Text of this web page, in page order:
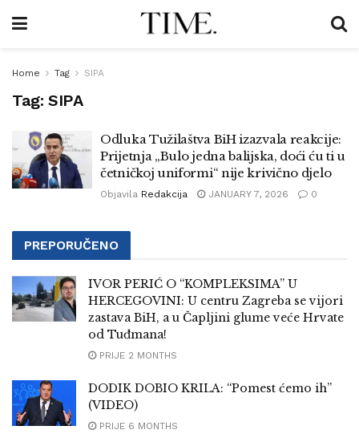
Home Tag SIPA
Tag: SIPA
Odluka Tužilaštva BiH izazvala reakcije:
Prijetnja „Bulo jedna balijska, doći ću ti u
četničkoj uniformi“ nije krivično djelo
Objavila Redakcija JANUARY 7, 2026 0
PREPORUČENO
IVOR PERIĆ O “KOMPLEKSIMA” U
HERCEGOVINI: U centru Zagreba se vijori
zastava BiH, a u Čapljini glume veće Hrvate
od Tuđmana!
PRIJE 2 MONTHS
DODIK DOBIO KRILA: “Pomest ćemo ih”
(VIDEO)
PRIJE 6 MONTHS